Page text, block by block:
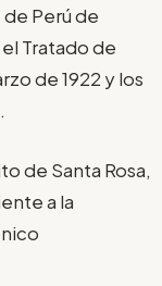
Perú de
Tratado de
de 1922 y los
de Santa Rosa,
a la